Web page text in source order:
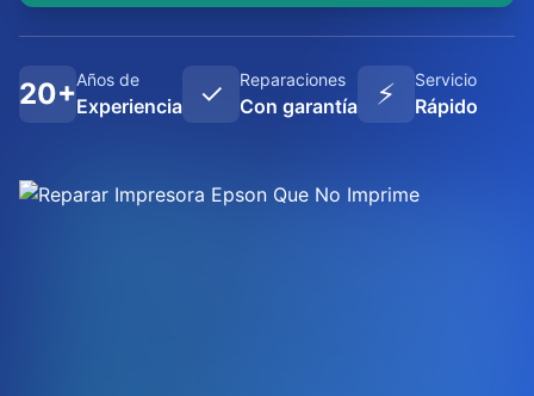
20+Años de
Experiencia ✓ Reparaciones
Con garantía ⚡ Servicio
Rápido